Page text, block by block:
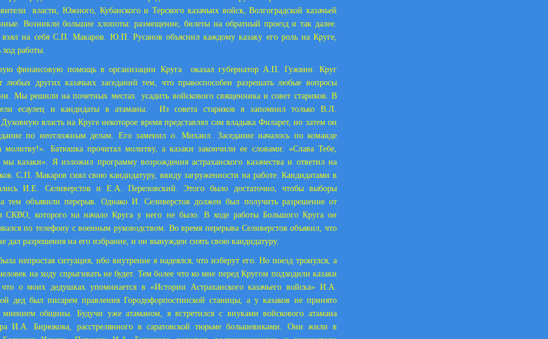
власти, Южного, Кубанского и Терского казачьих войск, Волгоградской казачьей
Возникли большие хлопоты: размещение, билеты на обратный проезд и так далее.
на себя С.П. Макаров. Ю.П. Русанов объяснил каждому казаку его роль на Круге,
ход работы.
финансовую помощь в организации Круга
оказал губернатор А.П. Гужвин. Круг
любых других казачьих заседаний тем, что правоспособен разрешать любые вопросы
Мы решили на почетных местах
усадить войскового священника и совет стариков. В
есаулец и кандидаты в атаманы.
Из совета стариков я запомнил только В.Л.
власть на Круге некоторое время представлял сам владыка Филарет, но затем он
по неотложным делам. Его заменил о. Михаил. Заседание началось по команде
молитву!». Батюшка прочитал молитву, а казаки закончили ее словами: «Слава Тебе,
казаки». Я изложил программу возрождения астраханского казачества и ответил на
С.П. Макаров снял свою кандидатуру, ввиду загруженности на работе. Кандидатами в
И.Е. Селиверстов и Е.А. Переловский. Этого было достаточно, чтобы выборы
тем объявили перерыв. Однако И. Селиверстов должен был получить разрешение от
СКВО, которого на начало Круга у него не было. В ходе работы Большого Круга он
по телефону с военным руководством. Во время перерыва Селиверстов объявил, что
дал разрешения на его избрание, и он вынужден снять свою кандидатуру.
непростая ситуация, ибо внутренне я надеялся, что изберут его. Но поезд тронулся, а
на ходу спрыгивать не будет. Тем более что ко мне перед Кругом подходили казаки
о моих дедушках упоминается в «Истории Астраханского казачьего войска» И.А.
дед был писарем правления Городофорпостинской станицы, а у казаков не принято
мнением общины. Будучи уже атаманом, я встретился с внуками войскового атамана
И.А. Бирюкова, расстрелянного в саратовской тюрьме большевиками. Они жили в